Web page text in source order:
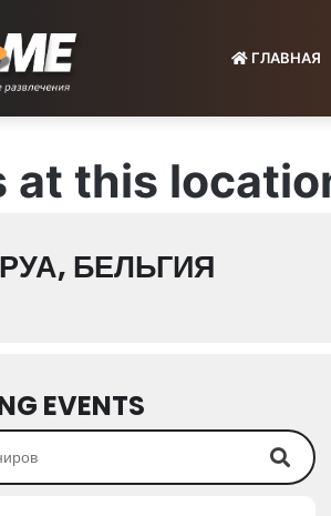
ГЛАВНАЯ
at this
БЕЛЬГИЯ
EVENTS